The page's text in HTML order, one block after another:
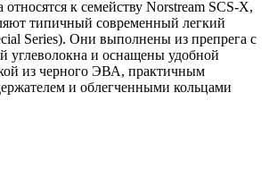
к семейству Norstream SCS-X,
типичный современный легкий
Series). Они выполнены из препрега с
углеволокна и оснащены удобной
из черного ЭВА, практичным
и облегченными кольцами